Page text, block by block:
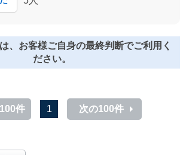
、お客様ご自身の最終判断でご利用く
ださい。
件 1 次の100件